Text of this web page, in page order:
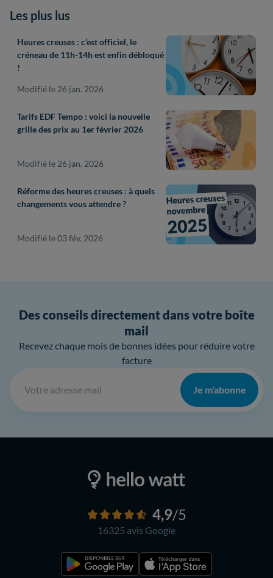
Les plus lus
Heures creuses : c’est officiel, le
créneau de 11h-14h est enfin débloqué
!
Modifié le 26 jan. 2026
Tarifs EDF Tempo : voici la nouvelle
grille des prix au 1er février 2026
Modifié le 26 jan. 2026
Réforme des heures creuses : à quels
changements vous attendre ?
Modifié le 03 fév. 2026
Des conseils directement dans votre boîte
mail
Recevez chaque mois de bonnes idées pour réduire votre
facture
Je m'abonne
4,9/5
16325 avis Google